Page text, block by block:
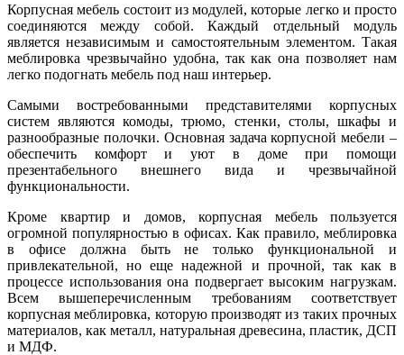
Корпусная мебель состоит из модулей, которые легко и просто
соединяются между собой. Каждый отдельный модуль
является независимым и самостоятельным элементом. Такая
меблировка чрезвычайно удобна, так как она позволяет нам
легко подогнать мебель под наш интерьер.
Самыми востребованными представителями корпусных
систем являются комоды, трюмо, стенки, столы, шкафы и
разнообразные полочки. Основная задача корпусной мебели –
обеспечить комфорт и уют в доме при помощи
презентабельного внешнего вида и чрезвычайной
функциональности.
Кроме квартир и домов, корпусная мебель пользуется
огромной популярностью в офисах. Как правило, меблировка
в офисе должна быть не только функциональной и
привлекательной, но еще надежной и прочной, так как в
процессе использования она подвергает высоким нагрузкам.
Всем вышеперечисленным требованиям соответствует
корпусная меблировка, которую производят из таких прочных
материалов, как металл, натуральная древесина, пластик, ДСП
и МДФ.